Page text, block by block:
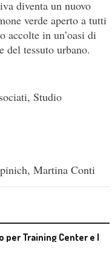
diventa un nuovo
verde aperto a tutti
accolte in un’oasi di
del tessuto urbano.
Studio
Martina Conti